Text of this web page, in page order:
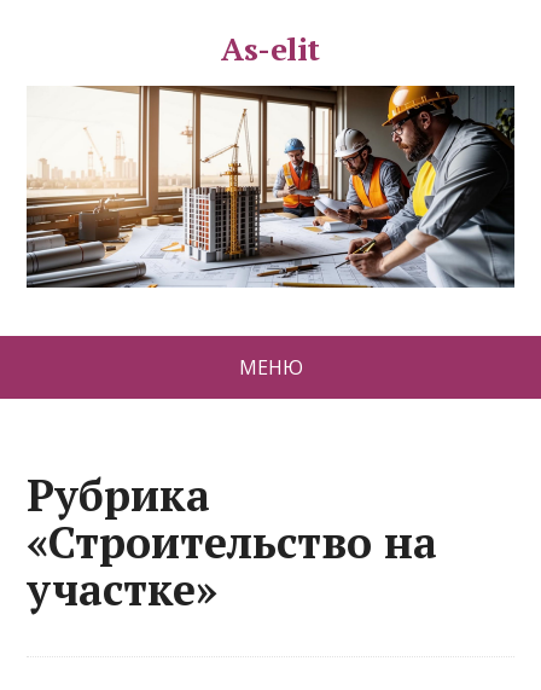
As-elit
МЕНЮ
Рубрика
«Строительство на
участке»